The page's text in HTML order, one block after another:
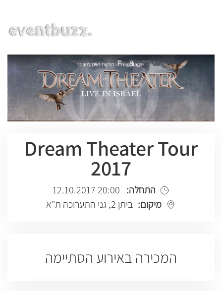
Dream Theater Tour
2017
התחלה: 20:00 12.10.2017
מיקום: ביתן 2, גני התערוכה ת"א
המכירה באירוע הסתיימה